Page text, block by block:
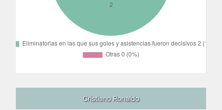
Cristiano Ronaldo